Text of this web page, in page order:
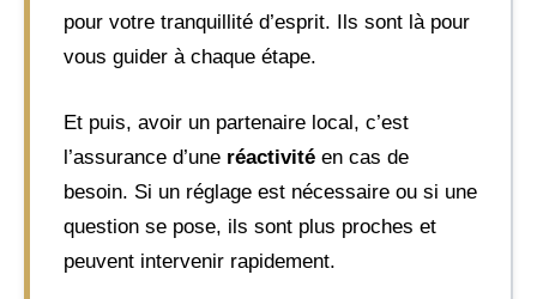
pour votre tranquillité d’esprit. Ils sont là pour
vous guider à chaque étape.
Et puis, avoir un partenaire local, c’est
l’assurance d’une réactivité en cas de
besoin. Si un réglage est nécessaire ou si une
question se pose, ils sont plus proches et
peuvent intervenir rapidement.